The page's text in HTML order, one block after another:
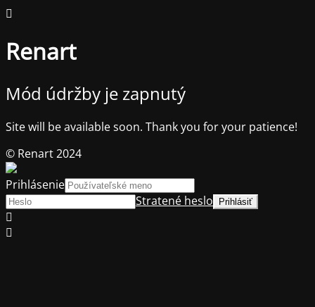
Renart
Mód údržby je zapnutý
Site will be available soon. Thank you for your patience!
© Renart 2024
Prihlásenie
Stratené heslo